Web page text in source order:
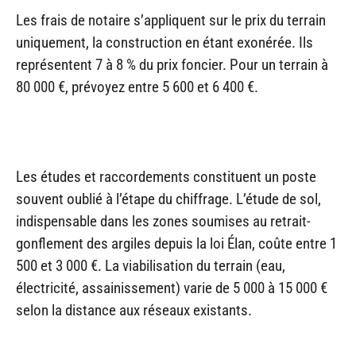
Les frais de notaire s’appliquent sur le prix du terrain
uniquement, la construction en étant exonérée. Ils
représentent 7 à 8 % du prix foncier. Pour un terrain à
80 000 €, prévoyez entre 5 600 et 6 400 €.
Les études et raccordements constituent un poste
souvent oublié à l’étape du chiffrage. L’étude de sol,
indispensable dans les zones soumises au retrait-
gonflement des argiles depuis la loi Élan, coûte entre 1
500 et 3 000 €. La viabilisation du terrain (eau,
électricité, assainissement) varie de 5 000 à 15 000 €
selon la distance aux réseaux existants.